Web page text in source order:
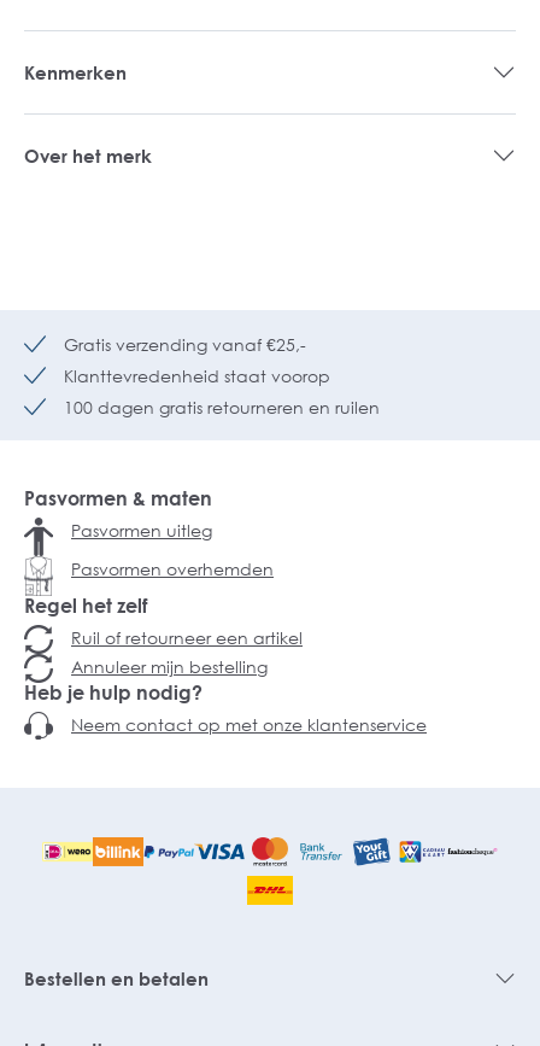
Kenmerken
Over het merk
Gratis verzending vanaf €25,-
Klanttevredenheid staat voorop
100 dagen gratis retourneren en ruilen
Pasvormen & maten
Pasvormen uitleg
Pasvormen overhemden
Regel het zelf
Ruil of retourneer een artikel
Annuleer mijn bestelling
Heb je hulp nodig?
Neem contact op met onze klantenservice
Bestellen en betalen